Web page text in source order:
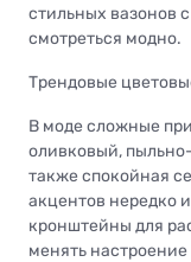
стильных вазонов
смотреться модно.
Трендовые
В моде сложные
оливковый,
также спокойная
акцентов нередко
кронштейны для
менять настроение